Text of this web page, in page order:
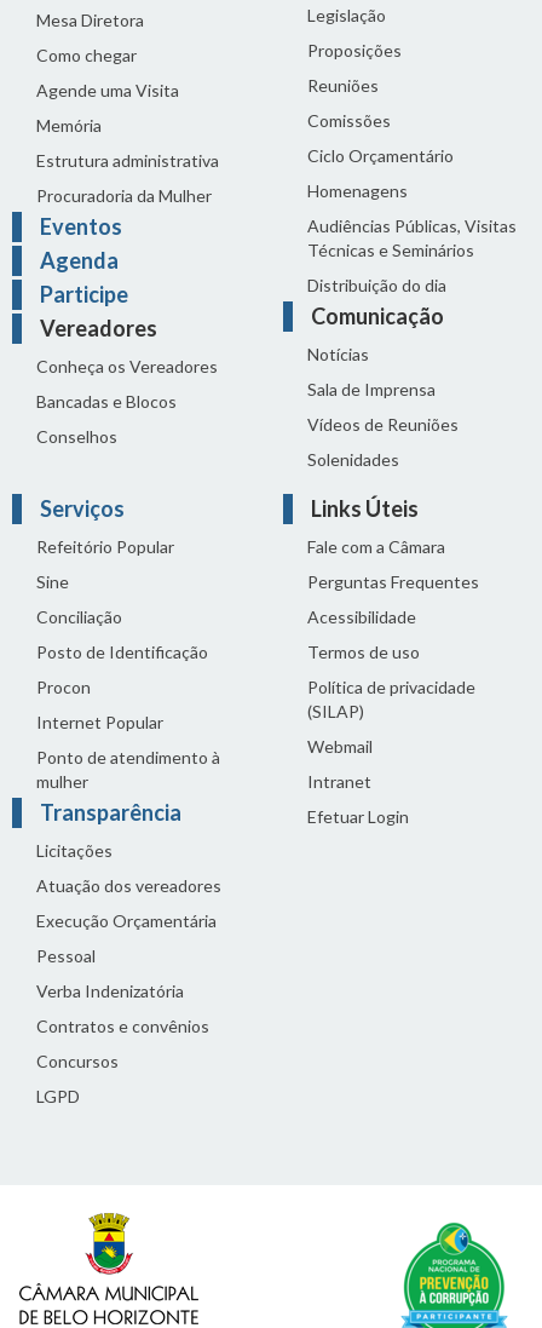
Mesa Diretora
Como chegar
Agende uma Visita
Memória
Estrutura administrativa
Procuradoria da Mulher
Eventos
Agenda
Participe
Vereadores
Conheça os Vereadores
Bancadas e Blocos
Conselhos
Legislação
Proposições
Reuniões
Comissões
Ciclo Orçamentário
Homenagens
Audiências Públicas, Visitas
Técnicas e Seminários
Distribuição do dia
Comunicação
Notícias
Sala de Imprensa
Vídeos de Reuniões
Solenidades
Serviços
Refeitório Popular
Sine
Conciliação
Posto de Identificação
Procon
Internet Popular
Ponto de atendimento à
mulher
Transparência
Licitações
Atuação dos vereadores
Execução Orçamentária
Pessoal
Verba Indenizatória
Contratos e convênios
Concursos
LGPD
Links Úteis
Fale com a Câmara
Perguntas Frequentes
Acessibilidade
Termos de uso
Política de privacidade
(SILAP)
Webmail
Intranet
Efetuar Login